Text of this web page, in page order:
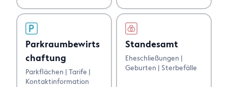
Parkraumbewirts
chaftung
Parkflächen | Tarife |
Kontaktinformation
Standesamt
Eheschließungen |
Geburten | Sterbefälle